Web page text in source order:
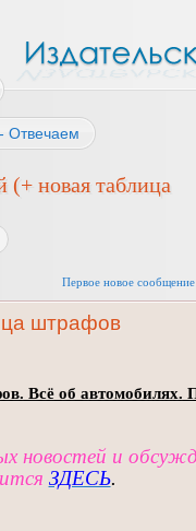
Отвечаем
(+ новая таблица
Первое новое сообщение
штрафов
Всё об автомобилях.
новостей и
ЗДЕСЬ.